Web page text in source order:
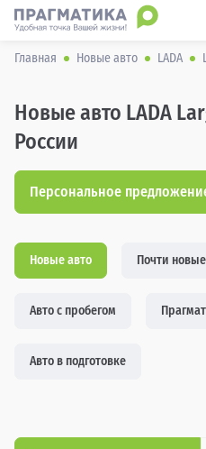
Главная Новые авто LADA
Новые авто LADA
России
Персональное
Новые авто Почти
Авто с пробегом
Авто в подготовке